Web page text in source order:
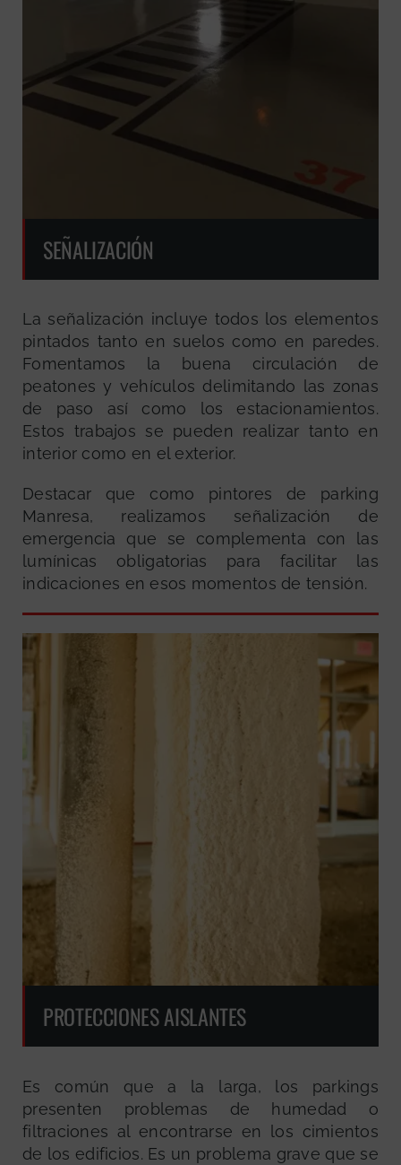
SEÑALIZACIÓN
La señalización incluye todos los elementos
pintados tanto en suelos como en paredes.
Fomentamos la buena circulación de
peatones y vehículos delimitando las zonas
de paso así como los estacionamientos.
Estos trabajos se pueden realizar tanto en
interior como en el exterior.
Destacar que como pintores de parking
Manresa, realizamos señalización de
emergencia que se complementa con las
lumínicas obligatorias para facilitar las
indicaciones en esos momentos de tensión.
PROTECCIONES AISLANTES
Es común que a la larga, los parkings
presenten problemas de humedad o
filtraciones al encontrarse en los cimientos
de los edificios. Es un problema grave que se